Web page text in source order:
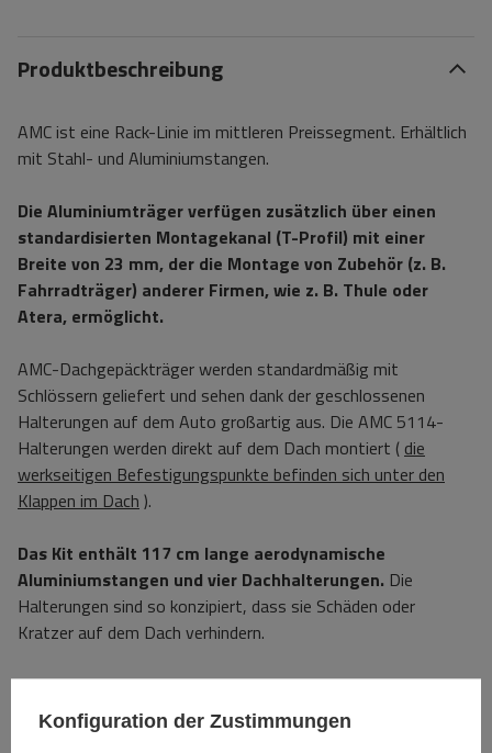
Produktbeschreibung
AMC ist eine Rack-Linie im mittleren Preissegment. Erhältlich
mit Stahl- und Aluminiumstangen.
Die Aluminiumträger verfügen zusätzlich über einen
standardisierten Montagekanal (T-Profil) mit einer
Breite von 23 mm, der die Montage von Zubehör (z. B.
Fahrradträger) anderer Firmen, wie z. B. Thule oder
Atera, ermöglicht.
AMC-Dachgepäckträger werden standardmäßig mit
Schlössern geliefert und sehen dank der geschlossenen
Halterungen auf dem Auto großartig aus. Die AMC 5114-
Halterungen werden direkt auf dem Dach montiert ( die
werkseitigen Befestigungspunkte befinden sich unter den
Klappen im Dach ).
Das Kit enthält 117 cm lange aerodynamische
Aluminiumstangen und vier Dachhalterungen. Die
Halterungen sind so konzipiert, dass sie Schäden oder
Kratzer auf dem Dach verhindern.
Unten im Bereich „Downloads“ finden Sie die
Montageanleitung.
Konfiguration der Zustimmungen